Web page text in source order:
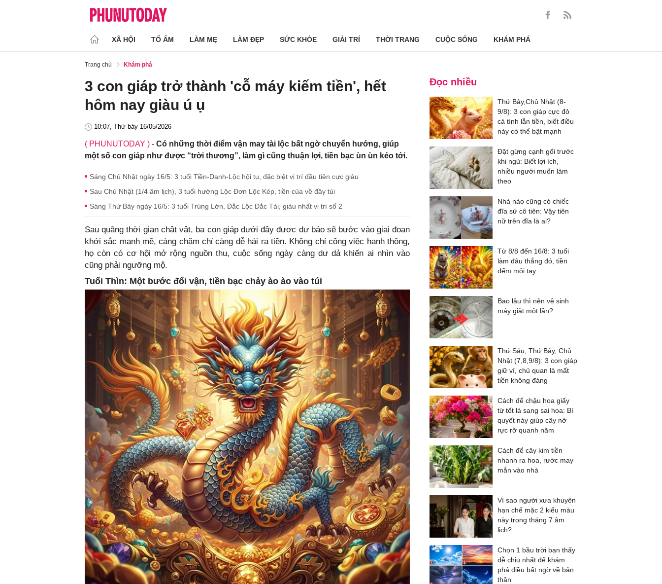
XÃ HỘI TỔ ẤM LÀM MẸ LÀM ĐẸP SỨC KHỎE GIẢI TRÍ THỜI TRANG CUỘC SỐNG KHÁM PHÁ
Trang chủ Khám phá
3 con giáp trở thành 'cỗ máy kiếm tiền', hết
hôm nay giàu ú ụ
10:07, Thứ bảy 16/05/2026
( PHUNUTODAY ) - Có những thời điểm vận may tài lộc bất ngờ chuyển hướng, giúp
một số con giáp như được “trời thương”, làm gì cũng thuận lợi, tiền bạc ùn ùn kéo tới.
Sáng Chủ Nhật ngày 16/5: 3 tuổi Tiền-Danh-Lộc hội tụ, đặc biệt vị trí đầu tiên cực giàu
Sau Chủ Nhật (1/4 âm lịch), 3 tuổi hưởng Lộc Đơn Lộc Kép, tiền của về đầy túi
Sáng Thứ Bảy ngày 16/5: 3 tuổi Trúng Lớn, Đắc Lộc Đắc Tài, giàu nhất vị trí số 2
Sau quãng thời gian chật vật, ba con giáp dưới đây được dự báo sẽ bước vào giai đoạn
khởi sắc mạnh mẽ, càng chăm chỉ càng dễ hái ra tiền. Không chỉ công việc hanh thông,
họ còn có cơ hội mở rộng nguồn thu, cuộc sống ngày càng dư dả khiến ai nhìn vào
cũng phải ngưỡng mộ.
Tuổi Thìn: Một bước đổi vận, tiền bạc chảy ào ào vào túi
Đọc nhiều
Thứ Bảy,Chủ Nhật (8-
9/8): 3 con giáp cực đỏ
cả tình lẫn tiền, biết điều
này có thể bật mạnh
Đặt gừng cạnh gối trước
khi ngủ: Biết lợi ích,
nhiều người muốn làm
theo
Nhà nào cũng có chiếc
đĩa sứ cô tiên: Vậy tiên
nữ trên đĩa là ai?
Từ 8/8 đến 16/8: 3 tuổi
làm đâu thắng đó, tiền
đếm mỏi tay
Bao lâu thì nên vệ sinh
máy giặt một lần?
Thứ Sáu, Thứ Bảy, Chủ
Nhật (7,8,9/8): 3 con giáp
giữ ví, chủ quan là mất
tiền không đáng
Cách để chậu hoa giấy
từ tốt lá sang sai hoa: Bí
quyết này giúp cây nở
rực rỡ quanh năm
Cách để cây kim tiền
nhanh ra hoa, rước may
mắn vào nhà
Vì sao người xưa khuyên
hạn chế mặc 2 kiểu màu
này trong tháng 7 âm
lịch?
Chọn 1 bầu trời bạn thấy
dễ chịu nhất để khám
phá điều bất ngờ về bản
thân